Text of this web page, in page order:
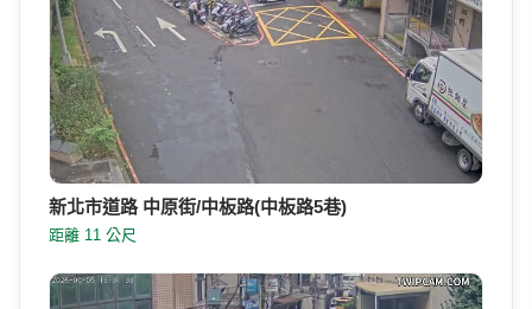
新北市道路 中原街/中板路(中板路5巷)
距離 11 公尺